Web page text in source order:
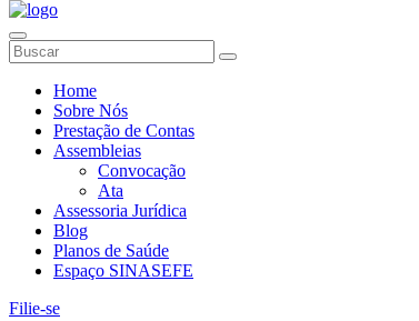
Home
Sobre Nós
Prestação de Contas
Assembleias
Convocação
Ata
Assessoria Jurídica
Blog
Planos de Saúde
Espaço SINASEFE
Filie-se